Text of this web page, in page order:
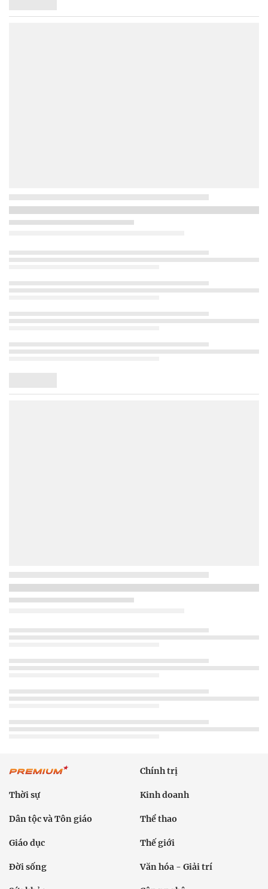
Chính trị
Thời sự Kinh doanh
Dân tộc và Tôn giáo Thể thao
Giáo dục Thế giới
Đời sống Văn hóa - Giải trí